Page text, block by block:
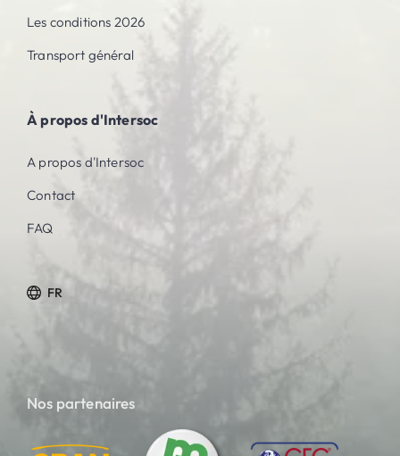
Les conditions 2026
Transport général
À propos d'Intersoc
A propos d'Intersoc
Contact
FAQ
FR
Nos partenaires